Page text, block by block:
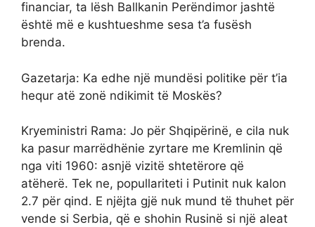
financiar, ta lësh Ballkanin Perëndimor jashtë
është më e kushtueshme sesa t’a fusësh
brenda.
Gazetarja: Ka edhe një mundësi politike për t’ia
hequr atë zonë ndikimit të Moskës?
Kryeministri Rama: Jo për Shqipërinë, e cila nuk
ka pasur marrëdhënie zyrtare me Kremlinin që
nga viti 1960: asnjë vizitë shtetërore që
atëherë. Tek ne, popullariteti i Putinit nuk kalon
2.7 për qind. E njëjta gjë nuk mund të thuhet për
vende si Serbia, që e shohin Rusinë si një aleat